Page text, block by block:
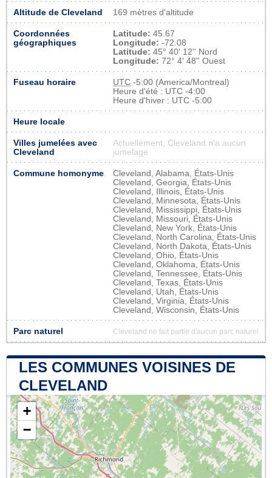
Altitude de Cleveland 169 mètres d'altitude
Coordonnées
géographiques
Latitude: 45.67
Longitude: -72.08
Latitude: 45° 40' 12'' Nord
Longitude: 72° 4' 48'' Ouest
Fuseau horaire UTC -5:00 (America/Montreal)
Heure d'été : UTC -4:00
Heure d'hiver : UTC -5:00
Heure locale
Villes jumelées avec
Cleveland
Actuellement, Cleveland n'a aucun
jumelage
Commune homonyme
Cleveland, Alabama, États-Unis
Cleveland, Georgia, États-Unis
Cleveland, Illinois, États-Unis
Cleveland, Minnesota, États-Unis
Cleveland, Mississippi, États-Unis
Cleveland, Missouri, États-Unis
Cleveland, New York, États-Unis
Cleveland, North Carolina, États-Unis
Cleveland, North Dakota, États-Unis
Cleveland, Ohio, États-Unis
Cleveland, Oklahoma, États-Unis
Cleveland, Tennessee, États-Unis
Cleveland, Texas, États-Unis
Cleveland, Utah, États-Unis
Cleveland, Virginia, États-Unis
Cleveland, Wisconsin, États-Unis
Parc naturel Cleveland ne fait partie d'aucun parc naturel
LES COMMUNES VOISINES DE
CLEVELAND
+
−